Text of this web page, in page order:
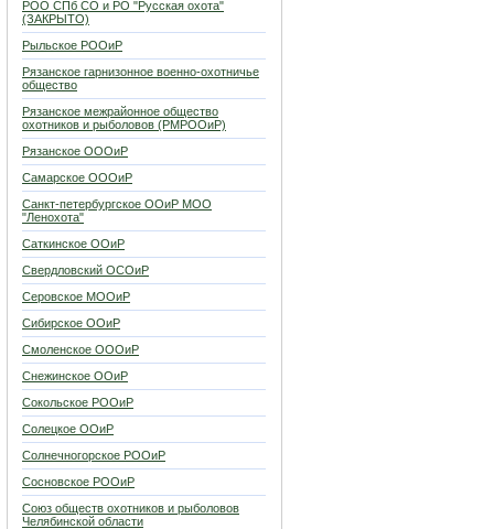
РОО СПб СО и РО "Русская охота"
(ЗАКРЫТО)
Рыльское РООиР
Рязанское гарнизонное военно-охотничье
общество
Рязанское межрайонное общество
охотников и рыболовов (РМРООиР)
Рязанское ОООиР
Самарское ОООиР
Санкт-петербургское ООиР МОО
"Ленохота"
Саткинское ООиР
Свердловский ОСОиР
Серовское МООиР
Сибирское ООиР
Смоленское ОООиР
Снежинское ООиР
Сокольское РООиР
Солецкое ООиР
Солнечногорское РООиР
Сосновское РООиР
Союз обществ охотников и рыболовов
Челябинской области